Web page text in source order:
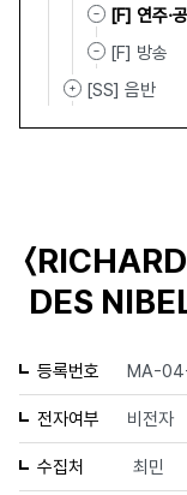
[F] 연주·
[F] 방송
[SS] 음반
〈
DES
등록번호 MA-
전자여부 비전자
수집처 최민